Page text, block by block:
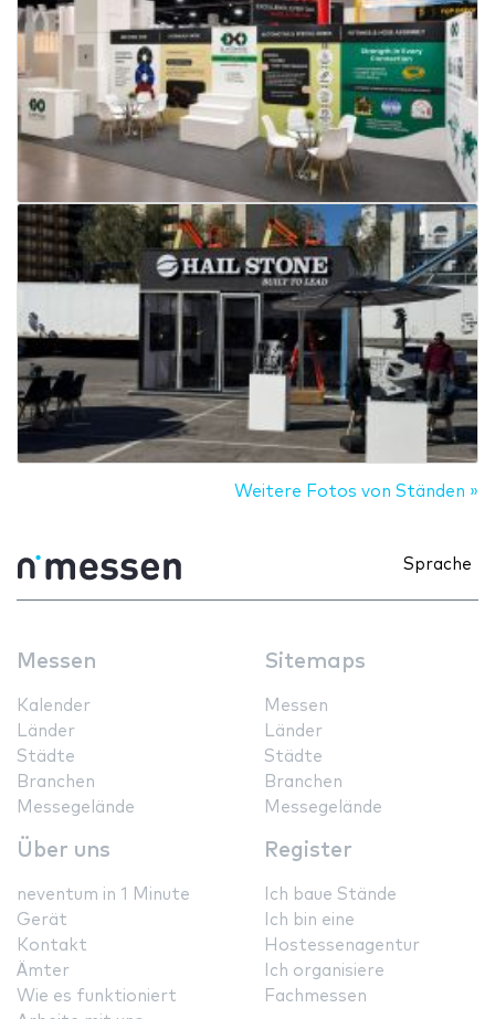
Weitere Fotos von Ständen »
Sprache
Messen
Kalender
Länder
Städte
Branchen
Messegelände
Sitemaps
Messen
Länder
Städte
Branchen
Messegelände
Über uns
neventum in 1 Minute
Gerät
Kontakt
Ämter
Wie es funktioniert
Register
Ich baue Stände
Ich bin eine
Hostessenagentur
Ich organisiere
Fachmessen